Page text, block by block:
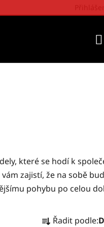
které se hodí k
zajistí, že na sobě
pohybu po celou
Řadit podle: